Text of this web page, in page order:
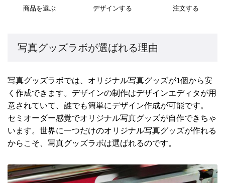
商品を選ぶ デザインする 注文する
写真グッズラボが選ばれる理由
写真グッズラボでは、オリジナル写真グッズが1個から安
く作成できます。デザインの制作はデザインエディタが用
意されていて、誰でも簡単にデザイン作成が可能です。
セミオーダー感覚でオリジナル写真グッズが自作できちゃ
います。世界に一つだけのオリジナル写真グッズが作れる
からこそ、写真グッズラボは選ばれるのです。